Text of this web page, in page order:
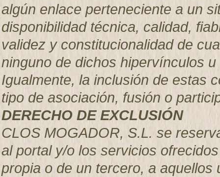
algún enlace perteneciente a un
disponibilidad técnica, calidad,
validez y constitucionalidad de
ninguno de dichos hipervínculos
Igualmente, la inclusión de estas
tipo de asociación, fusión o
DERECHO DE EXCLUSIÓN
CLOS MOGADOR, S.L. se
al portal y/o los servicios
propia o de un tercero, a